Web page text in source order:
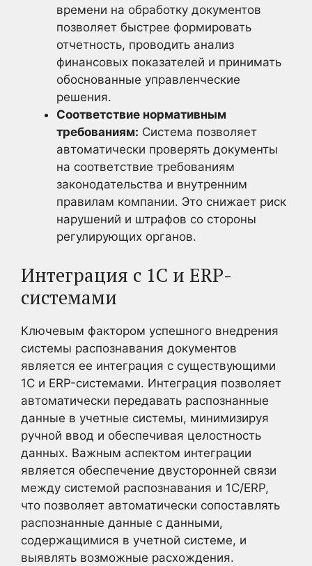
времени на обработку документов
позволяет быстрее формировать
отчетность, проводить анализ
финансовых показателей и принимать
обоснованные управленческие
решения.
Соответствие нормативным
требованиям: Система позволяет
автоматически проверять документы
на соответствие требованиям
законодательства и внутренним
правилам компании. Это снижает риск
нарушений и штрафов со стороны
регулирующих органов.
Интеграция с 1С и ERP-
системами
Ключевым фактором успешного внедрения
системы распознавания документов
является ее интеграция с существующими
1С и ERP-системами. Интеграция позволяет
автоматически передавать распознанные
данные в учетные системы, минимизируя
ручной ввод и обеспечивая целостность
данных. Важным аспектом интеграции
является обеспечение двусторонней связи
между системой распознавания и 1С/ERP,
что позволяет автоматически сопоставлять
распознанные данные с данными,
содержащимися в учетной системе, и
выявлять возможные расхождения.